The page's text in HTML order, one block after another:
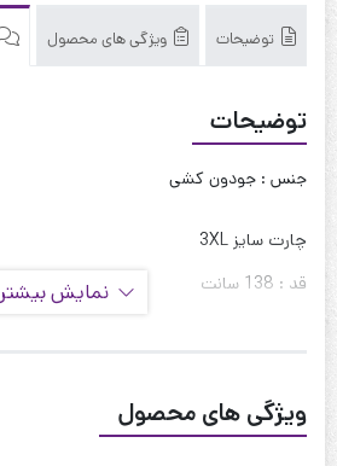
توضیحات ویژگی های محصول
توضیحات
جنس : جودون کشی
چارت سایز 3XL
قد : 138 سانت
دور کمر : 120 تا 130
نمایش بیشتر
ویژگی های محصول